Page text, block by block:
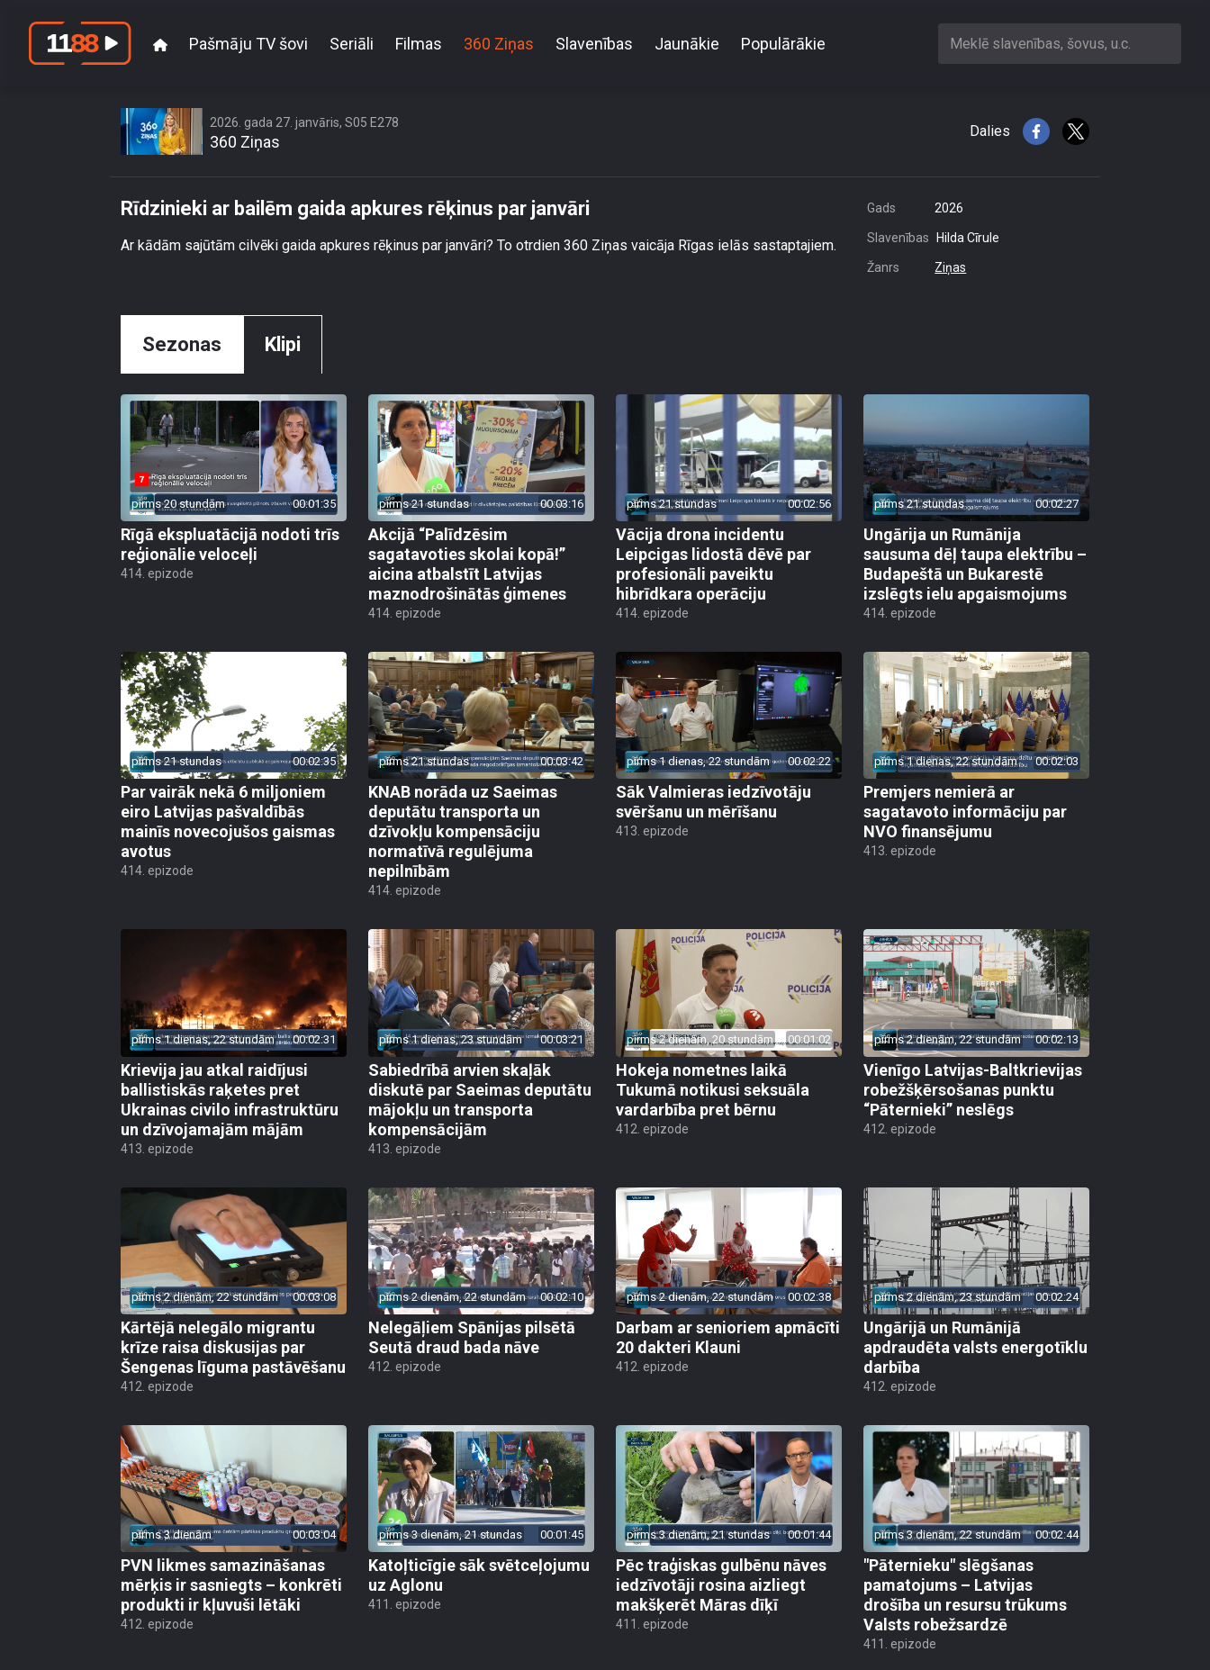
Pašmāju TV šovi Seriāli Filmas 360 Ziņas Slavenības Jaunākie Populārākie Meklē slavenības, šovus, u.c.
2026. gada 27. janvāris, S05 E278
360 Ziņas
Dalies
Rīdzinieki ar bailēm gaida apkures rēķinus par janvāri
Ar kādām sajūtām cilvēki gaida apkures rēķinus par janvāri? To otrdien 360 Ziņas vaicāja Rīgas ielās sastaptajiem.
Gads 2026
Slavenības Hilda Cīrule
Žanrs Ziņas
Sezonas Klipi
pirms 20 stundām 00:01:35
Rīgā ekspluatācijā nodoti trīs
reģionālie veloceļi
414. epizode
pirms 21 stundas 00:03:16
Akcijā “Palīdzēsim
sagatavoties skolai kopā!”
aicina atbalstīt Latvijas
maznodrošinātās ģimenes
414. epizode
pirms 21 stundas 00:02:56
Vācija drona incidentu
Leipcigas lidostā dēvē par
profesionāli paveiktu
hibrīdkara operāciju
414. epizode
pirms 21 stundas 00:02:27
Ungārija un Rumānija
sausuma dēļ taupa elektrību –
Budapeštā un Bukarestē
izslēgts ielu apgaismojums
414. epizode
pirms 21 stundas 00:02:35
Par vairāk nekā 6 miljoniem
eiro Latvijas pašvaldībās
mainīs novecojušos gaismas
avotus
414. epizode
pirms 21 stundas 00:03:42
KNAB norāda uz Saeimas
deputātu transporta un
dzīvokļu kompensāciju
normatīvā regulējuma
nepilnībām
414. epizode
pirms 1 dienas, 22 stundām 00:02:22
Sāk Valmieras iedzīvotāju
svēršanu un mērīšanu
413. epizode
pirms 1 dienas, 22 stundām 00:02:03
Premjers nemierā ar
sagatavoto informāciju par
NVO finansējumu
413. epizode
pirms 1 dienas, 22 stundām 00:02:31
Krievija jau atkal raidījusi
ballistiskās raķetes pret
Ukrainas civilo infrastruktūru
un dzīvojamajām mājām
413. epizode
pirms 1 dienas, 23 stundām 00:03:21
Sabiedrībā arvien skaļāk
diskutē par Saeimas deputātu
mājokļu un transporta
kompensācijām
413. epizode
pirms 2 dienām, 20 stundām 00:01:02
Hokeja nometnes laikā
Tukumā notikusi seksuāla
vardarbība pret bērnu
412. epizode
pirms 2 dienām, 22 stundām 00:02:13
Vienīgo Latvijas-Baltkrievijas
robežšķērsošanas punktu
“Pāternieki” neslēgs
412. epizode
pirms 2 dienām, 22 stundām 00:03:08
Kārtējā nelegālo migrantu
krīze raisa diskusijas par
Šengenas līguma pastāvēšanu
412. epizode
pirms 2 dienām, 22 stundām 00:02:10
Nelegāļiem Spānijas pilsētā
Seutā draud bada nāve
412. epizode
pirms 2 dienām, 22 stundām 00:02:38
Darbam ar senioriem apmācīti
20 dakteri Klauni
412. epizode
pirms 2 dienām, 23 stundām 00:02:24
Ungārijā un Rumānijā
apdraudēta valsts energotīklu
darbība
412. epizode
pirms 3 dienām 00:03:04
PVN likmes samazināšanas
mērķis ir sasniegts – konkrēti
produkti ir kļuvuši lētāki
412. epizode
pirms 3 dienām, 21 stundas 00:01:45
Katoļticīgie sāk svētceļojumu
uz Aglonu
411. epizode
pirms 3 dienām, 21 stundas 00:01:44
Pēc traģiskas gulbēnu nāves
iedzīvotāji rosina aizliegt
makšķerēt Māras dīķī
411. epizode
pirms 3 dienām, 22 stundām 00:02:44
"Pāternieku" slēgšanas
pamatojums – Latvijas
drošība un resursu trūkums
Valsts robežsardzē
411. epizode